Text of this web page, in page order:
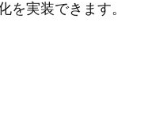
を実装できます。